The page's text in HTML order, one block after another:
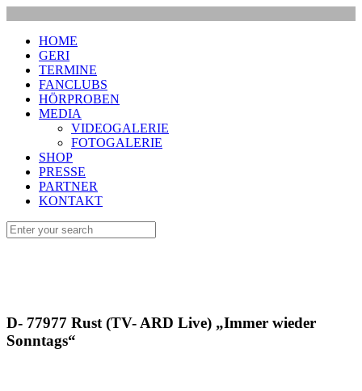
HOME
GERI
TERMINE
FANCLUBS
HÖRPROBEN
MEDIA
VIDEOGALERIE
FOTOGALERIE
SHOP
PRESSE
PARTNER
KONTAKT
D- 77977 Rust (TV- ARD Live) „Immer wieder
Sonntags“